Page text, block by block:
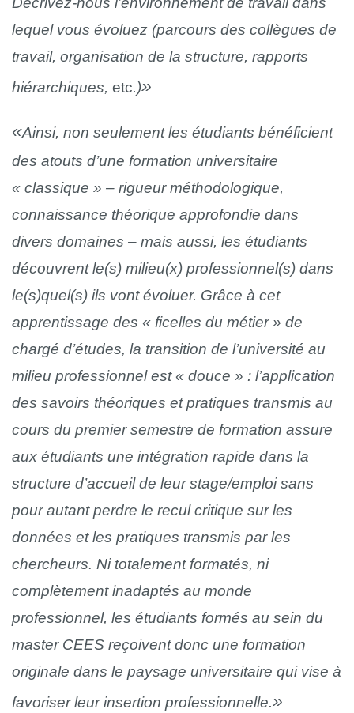
lequel vous évoluez (parcours des collègues de
travail, organisation de la structure, rapports
hiérarchiques, etc.)
Ainsi, non seulement les étudiants bénéficient
des atouts d’une formation universitaire
« classique » – rigueur méthodologique,
connaissance théorique approfondie dans
divers domaines – mais aussi, les étudiants
découvrent le(s) milieu(x) professionnel(s) dans
le(s)quel(s) ils vont évoluer. Grâce à cet
apprentissage des « ficelles du métier » de
chargé d’études, la transition de l’université au
milieu professionnel est « douce » : l’application
des savoirs théoriques et pratiques transmis au
cours du premier semestre de formation assure
aux étudiants une intégration rapide dans la
structure d’accueil de leur stage/emploi sans
pour autant perdre le recul critique sur les
données et les pratiques transmis par les
chercheurs. Ni totalement formatés, ni
complètement inadaptés au monde
professionnel, les étudiants formés au sein du
master CEES reçoivent donc une formation
originale dans le paysage universitaire qui vise à
favoriser leur insertion professionnelle.